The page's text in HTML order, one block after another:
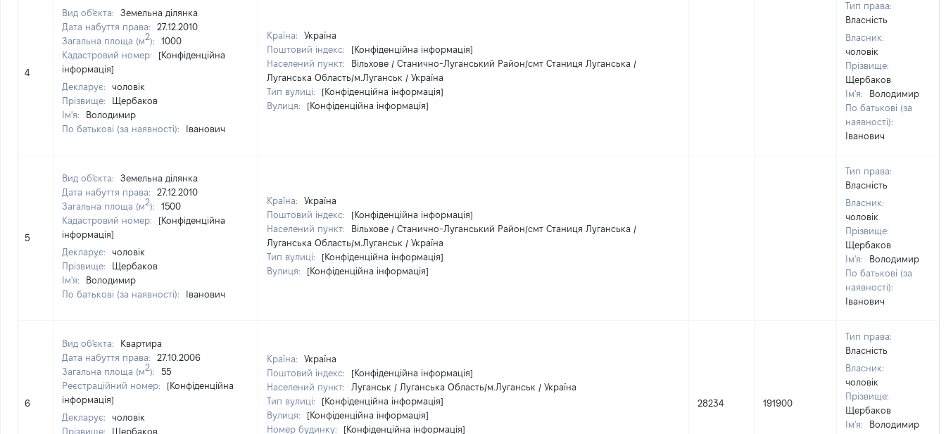
4
Вид об'єкта:
Земельна ділянка
Дата набуття права:
27.12.2010
Загальна площа (м2):
1000
Кадастровий номер:
[Конфіденційна
інформація]
Декларує:
чоловік
Прізвище:
Щербаков
Ім'я:
Володимир
По батькові (за наявності):
Іванович
Країна:
Україна
Поштовий індекс:
[Конфіденційна інформація]
Населений пункт:
Вільхове / Станично-Луганський Район/смт Станиця Луганська /
Луганська Область/м.Луганськ / Україна
Тип вулиці:
[Конфіденційна інформація]
Вулиця:
[Конфіденційна інформація]
Тип права:
Власність
Власник:
чоловік
Прізвище:
Щербаков
Ім'я:
Володимир
По батькові (за
наявності):
Іванович
5
Вид об'єкта:
Земельна ділянка
Дата набуття права:
27.12.2010
Загальна площа (м2):
1500
Кадастровий номер:
[Конфіденційна
інформація]
Декларує:
чоловік
Прізвище:
Щербаков
Ім'я:
Володимир
По батькові (за наявності):
Іванович
Країна:
Україна
Поштовий індекс:
[Конфіденційна інформація]
Населений пункт:
Вільхове / Станично-Луганський Район/смт Станиця Луганська /
Луганська Область/м.Луганськ / Україна
Тип вулиці:
[Конфіденційна інформація]
Вулиця:
[Конфіденційна інформація]
Тип права:
Власність
Власник:
чоловік
Прізвище:
Щербаков
Ім'я:
Володимир
По батькові (за
наявності):
Іванович
6
Вид об'єкта:
Квартира
Дата набуття права:
27.10.2006
Загальна площа (м2):
55
Реєстраційний номер:
[Конфіденційна
інформація]
Декларує:
чоловік
Прізвище:
Щербаков
Країна:
Україна
Поштовий індекс:
[Конфіденційна інформація]
Населений пункт:
Луганськ / Луганська Область/м.Луганськ / Україна
Тип вулиці:
[Конфіденційна інформація]
Вулиця:
[Конфіденційна інформація]
Номер будинку:
[Конфіденційна інформація]
28234 191900
Тип права:
Власність
Власник:
чоловік
Прізвище:
Щербаков
Ім'я:
Володимир